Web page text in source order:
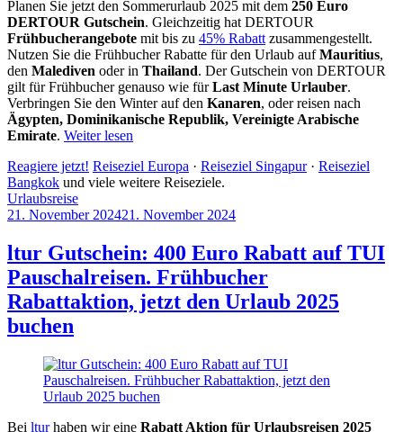
Planen Sie jetzt den Sommerurlaub 2025 mit dem 250 Euro
DERTOUR Gutschein. Gleichzeitig hat DERTOUR
Frühbucherangebote mit bis zu 45% Rabatt zusammengestellt.
Nutzen Sie die Frühbucher Rabatte für den Urlaub aufMauritius,
den Malediven oder in Thailand. Der Gutschein von DERTOUR
gilt für Frühbucher genauso wie fürLast Minute Urlauber.
Verbringen Sie den Winter auf den Kanaren, oder reisen nach
Ägypten, Dominikanische Republik, Vereinigte Arabische
Emirate. Weiter lesen
Reagiere jetzt! Reiseziel Europa · Reiseziel Singapur· Reiseziel
Bangkok und viele weitere Reiseziele.
Urlaubsreise
21. November 202421. November 2024
Allan
ltur Gutschein: 400 Euro Rabatt auf TUI
Pauschalreisen. Frühbucher
Rabattaktion, jetzt den Urlaub 2025
buchen
Bei lturhaben wir eine Rabatt Aktion für Urlaubsreisen 2025